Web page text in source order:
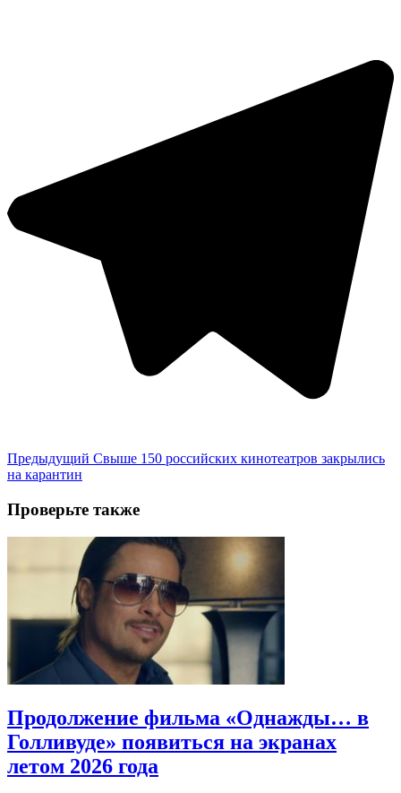
Предыдущий Свыше 150 российских кинотеатров закрылись
на карантин
Проверьте также
Продолжение фильма «Однажды… в
Голливуде» появиться на экранах
летом 2026 года